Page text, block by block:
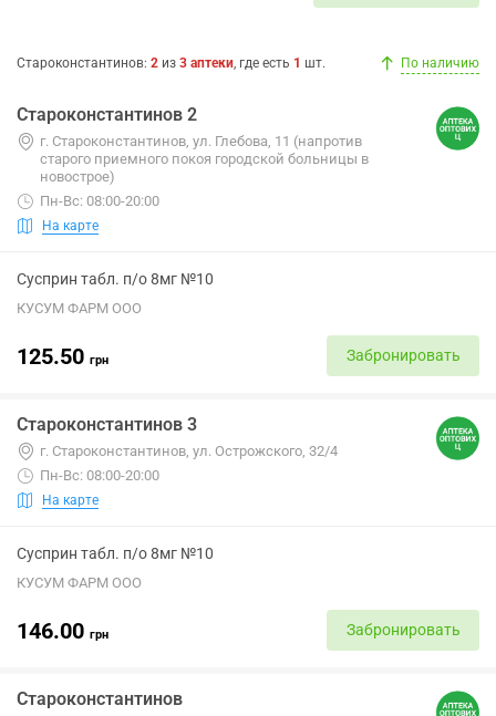
Староконстантинов: 2 из 3 аптеки, где есть 1 шт. По наличию
Староконстантинов 2
г. Староконстантинов, ул. Глебова, 11 (напротив
старого приемного покоя городской больницы в
новострое)
Пн-Вс: 08:00-20:00
На карте
Сусприн табл. п/о 8мг №10
КУСУМ ФАРМ ООО
125.50 грн Забронировать
Староконстантинов 3
г. Староконстантинов, ул. Острожского, 32/4
Пн-Вс: 08:00-20:00
На карте
Сусприн табл. п/о 8мг №10
КУСУМ ФАРМ ООО
146.00 грн Забронировать
Староконстантинов